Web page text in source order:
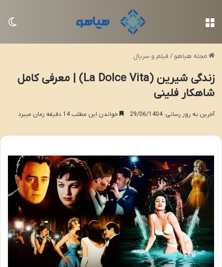
مجله هیاهو / فیلم و سریال
زندگی شیرین (La Dolce Vita) | معرفی کامل
شاهکار فلینی
آخرین به روز رسانی: 29/06/1404 خواندن این مطلب 14 دقیقه زمان میبرد